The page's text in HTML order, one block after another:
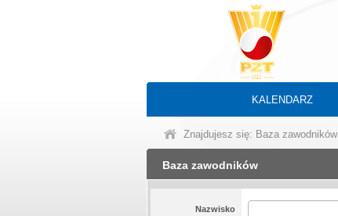
KALENDARZ
Znajdujesz się: Baza zawodników
Baza zawodników
Nazwisko